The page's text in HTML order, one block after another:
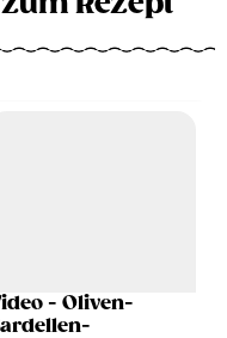
- Oliven-